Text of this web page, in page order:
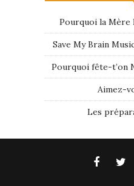
Pourquoi la Mère
Save My Brain
Pourquoi fête-t’on
Aimez-
Les